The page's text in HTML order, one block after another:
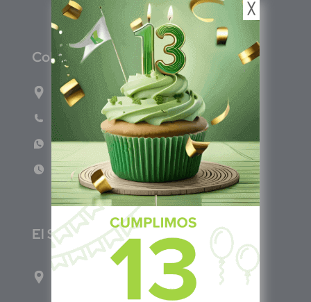
Colombia
Carrera 71G #117-67 INT 3 OFI 701
Teléfono: (601) 522 3869
WhatsApp: +57 317 4651554
Lun - Vie 8:00am - 5:00pm
El Salvador
1ro Cll Pte, y 61 Av Nte, #3206, Local 9, San
╳